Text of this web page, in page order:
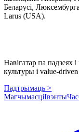
Беларусі,
Larus (USA).
Навігатар па падзеях
культуры і value-
Падтрымаць >
МагчымасціІвэнты